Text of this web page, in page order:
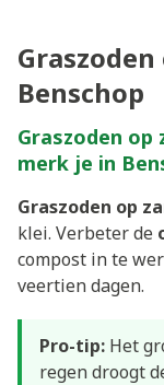
Benschop
Graszoden
merk je in
Graszoden op
klei. Verbeter de
compost in te
veertien dagen.
Pro-tip: Het
regen droogt